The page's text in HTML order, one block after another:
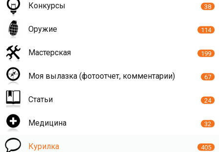
Конкурсы 38
Оружие 114
Мастерская 199
Моя вылазка (фотоотчет, комментарии) 67
Статьи 24
Медицина 32
Курилка 405